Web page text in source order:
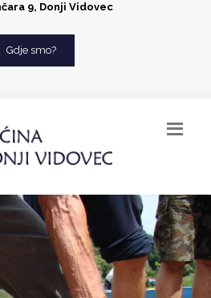
9, Donji Vidovec
Gdje smo?